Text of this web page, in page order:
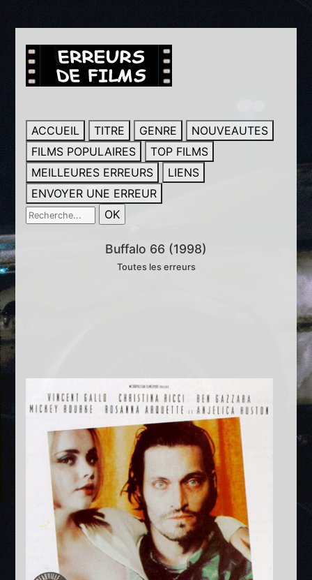
ACCUEIL TITRE GENRE
NOUVEAUTES
FILMS POPULAIRES
TOP FILMS
MEILLEURES ERREURS
LIENS
ENVOYER UNE ERREUR
Buffalo 66 (1998)
Toutes les erreurs